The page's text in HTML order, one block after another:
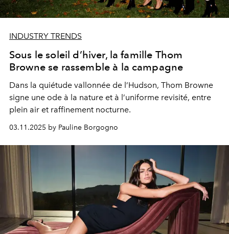
INDUSTRY TRENDS
Sous le soleil d’hiver, la famille Thom
Browne se rassemble à la campagne
Dans la quiétude vallonnée de l’Hudson, Thom Browne
signe une ode à la nature et à l’uniforme revisité, entre
plein air et raffinement nocturne.
03.11.2025 by Pauline Borgogno